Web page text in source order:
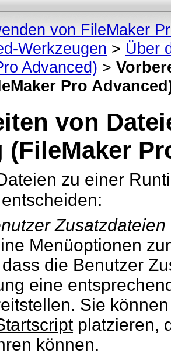
von FileMaker
Werkzeugen > Über
Advanced) >
Pro
von
(FileMaker
zu einer
Zusatzdateien
Menüoptionen
die Benutzer
eine
Sie
platzieren,
können.